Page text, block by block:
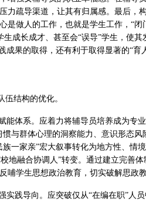
力疏导渠道，让其有归属感。最后，
做人的工作，也就是学生工作，“闭
成长成才、甚至会“误导”学生，使
果的取得，还有利于取得显著的“育
结构的优化。
体系。应着力将辅导员培养成为专
与群体心理的洞察能力、意识形态风
一家亲”宏大叙事转化为地方性、情
地融合协调人”转变。通过建立完善
学生思想政治教育，切实破解思政
践导向。应突破仅从“在编在职”人